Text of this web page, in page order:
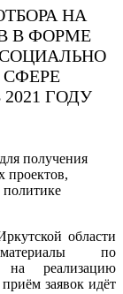
НА
В ФОРМЕ
ГОДУ
области
по
на реализацию
заявок идёт